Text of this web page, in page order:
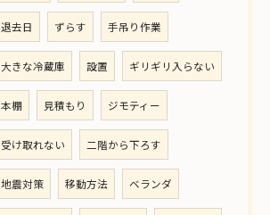
退去日 ずらす 手吊り作業
大きな冷蔵庫 設置 ギリギリ入らない
本棚 見積もり ジモティー
受け取れない 二階から下ろす
地震対策 移動方法 ベランダ